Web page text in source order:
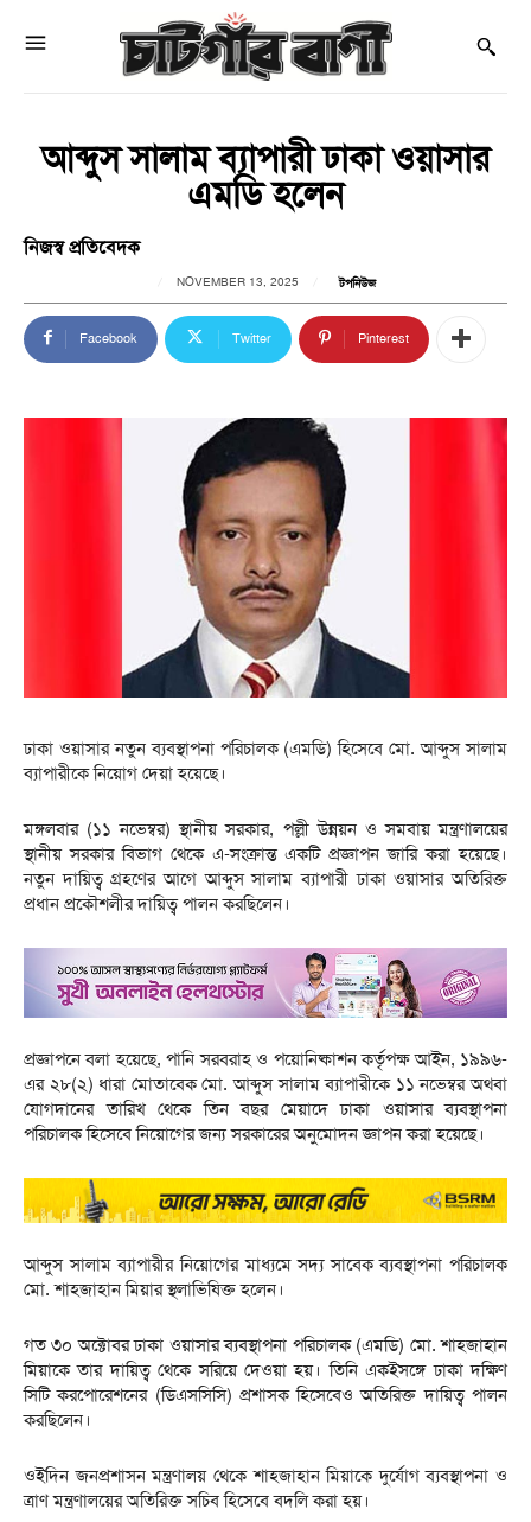
আব্দুস সালাম ব্যাপারী ঢাকা ওয়াসার
এমডি হলেন
নিজস্ব প্রতিবেদক
NOVEMBER 13, 2025 টপনিউজ
Facebook Twitter Pinterest
ঢাকা ওয়াসার নতুন ব্যবস্থাপনা পরিচালক (এমডি) হিসেবে মো. আব্দুস সালাম
ব্যাপারীকে নিয়োগ দেয়া হয়েছে।
মঙ্গলবার (১১ নভেম্বর) স্থানীয় সরকার, পল্লী উন্নয়ন ও সমবায় মন্ত্রণালয়ের
স্থানীয় সরকার বিভাগ থেকে এ-সংক্রান্ত একটি প্রজ্ঞাপন জারি করা হয়েছে।
নতুন দায়িত্ব গ্রহণের আগে আব্দুস সালাম ব্যাপারী ঢাকা ওয়াসার অতিরিক্ত
প্রধান প্রকৌশলীর দায়িত্ব পালন করছিলেন।
প্রজ্ঞাপনে বলা হয়েছে, পানি সরবরাহ ও পয়োনিষ্কাশন কর্তৃপক্ষ আইন, ১৯৯৬-
এর ২৮(২) ধারা মোতাবেক মো. আব্দুস সালাম ব্যাপারীকে ১১ নভেম্বর অথবা
যোগদানের তারিখ থেকে তিন বছর মেয়াদে ঢাকা ওয়াসার ব্যবস্থাপনা
পরিচালক হিসেবে নিয়োগের জন্য সরকারের অনুমোদন জ্ঞাপন করা হয়েছে।
আব্দুস সালাম ব্যাপারীর নিয়োগের মাধ্যমে সদ্য সাবেক ব্যবস্থাপনা পরিচালক
মো. শাহজাহান মিয়ার স্থলাভিষিক্ত হলেন।
গত ৩০ অক্টোবর ঢাকা ওয়াসার ব্যবস্থাপনা পরিচালক (এমডি) মো. শাহজাহান
মিয়াকে তার দায়িত্ব থেকে সরিয়ে দেওয়া হয়। তিনি একইসঙ্গে ঢাকা দক্ষিণ
সিটি করপোরেশনের (ডিএসসিসি) প্রশাসক হিসেবেও অতিরিক্ত দায়িত্ব পালন
করছিলেন।
ওইদিন জনপ্রশাসন মন্ত্রণালয় থেকে শাহজাহান মিয়াকে দুর্যোগ ব্যবস্থাপনা ও
ত্রাণ মন্ত্রণালয়ের অতিরিক্ত সচিব হিসেবে বদলি করা হয়।